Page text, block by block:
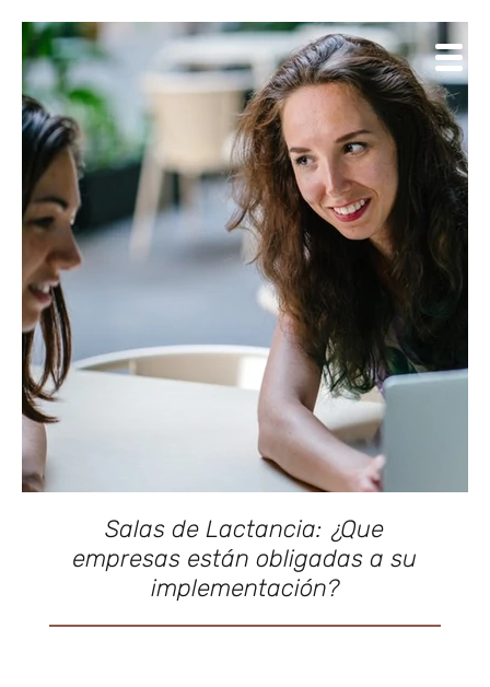
Salas de Lactancia: ¿Que
empresas están obligadas a su
implementación?